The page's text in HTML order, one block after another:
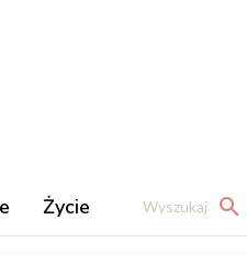
Życie Wyszukaj